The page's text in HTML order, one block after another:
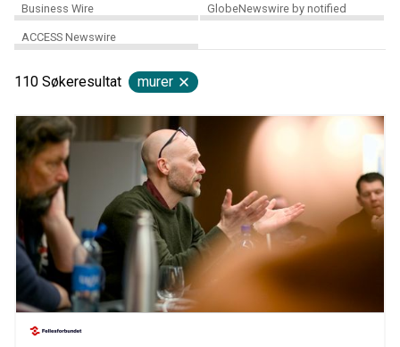
Business Wire GlobeNewswire by notified
ACCESS Newswire
110 Søkeresultat murer